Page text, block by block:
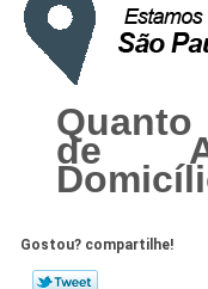
de
Gostou? compartilhe!